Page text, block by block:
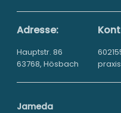
Adresse:
Hauptstr. 86
63768, Hösbach
Jameda